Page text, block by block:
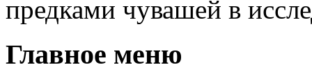
предками чувашей в
Главное меню